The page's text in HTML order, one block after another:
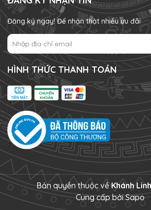
Đăng ký ngay! Để nhận thật nhiều ưu đãi
HÌNH THỨC THANH TOÁN
Bản quyền thuộc vềKhánh
Cung cấp bởiSapo